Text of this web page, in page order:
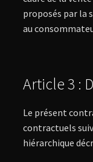
proposés par la
au
Article 3 :
Le présent
contractuels
hiérarchique